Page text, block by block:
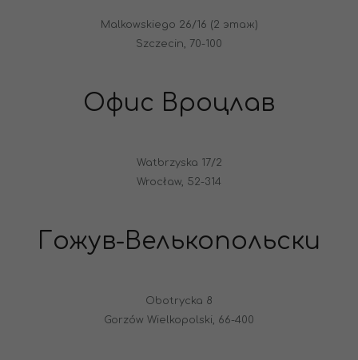
Malkowskiego 26/16 (2 этаж)
Szczecin, 70-100
Офис Вроцлав
Watbrzyska 17/2
Wrocław, 52-314
Гожув-Велькопольски
Obotrycka 8
Gorzów Wielkopolski, 66-400